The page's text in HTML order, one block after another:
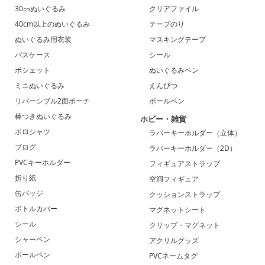
30㎝ぬいぐるみ
40cm以上のぬいぐるみ
ぬいぐるみ用衣装
パスケース
ポシェット
ミニぬいぐるみ
リバーシブル2面ポーチ
棒つきぬいぐるみ
ポロシャツ
ブログ
PVCキーホルダー
折り紙
缶バッジ
ボトルカバー
シール
シャーペン
ボールペン
クリアファイル
テープのり
マスキングテープ
シール
ぬいぐるみペン
えんぴつ
ボールペン
ホビー・雑貨
ラバーキーホルダー（立体）
ラバーキーホルダー（2D）
フィギュアストラップ
空洞フィギュア
クッションストラップ
マグネットシート
クリップ・マグネット
アクリルグッズ
PVCネームタグ